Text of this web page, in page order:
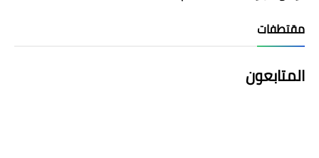
مقتطفات
المتابعون